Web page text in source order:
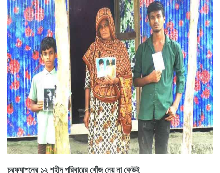
চরফ্যাশনের ১২ শহীদ পরিবারের খোঁজ নেয় না কেউই